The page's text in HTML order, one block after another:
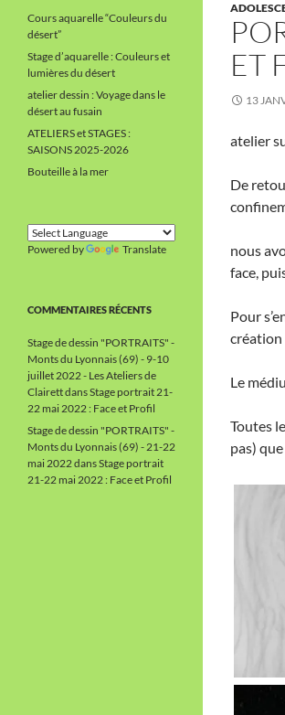
ET
13
atelier
De
nous
face,
Pour
création
Le
Toutes
pas)
Cours aquarelle “Couleurs du
désert”
Stage d’aquarelle : Couleurs et
lumières du désert
atelier dessin : Voyage dans le
désert au fusain
ATELIERS et STAGES :
SAISONS 2025-2026
Bouteille à la mer
Powered by Translate
COMMENTAIRES RÉCENTS
Stage de dessin "PORTRAITS" -
Monts du Lyonnais (69) - 9-10
juillet 2022 - Les Ateliers de
ClairettdansStage portrait 21-
22 mai 2022 : Face et Profil
Stage de dessin "PORTRAITS" -
Monts du Lyonnais (69) - 21-22
mai 2022dansStage portrait
21-22 mai 2022 : Face et Profil